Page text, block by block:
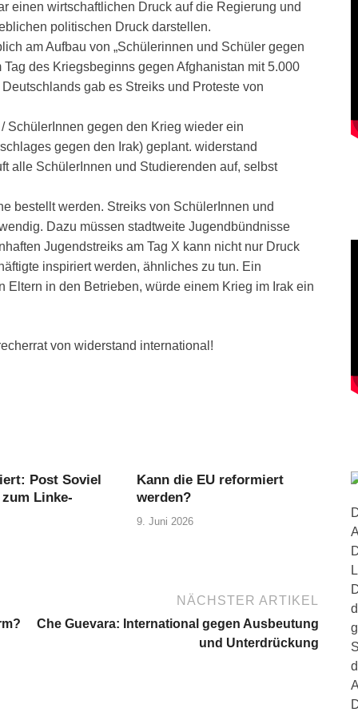
einen wirtschaftlichen Druck auf die Regierung und
politischen Druck darstellen.
am Aufbau von „Schülerinnen und Schüler gegen
des Kriegsbeginns gegen Afghanistan mit 5.000
gab es Streiks und Proteste von
SchülerInnen gegen den Krieg wieder ein
gegen den Irak) geplant. widerstand
alle SchülerInnen und Studierenden auf, selbst
bestellt werden. Streiks von SchülerInnen und
Dazu müssen stadtweite Jugendbündnisse
Jugendstreiks am Tag X kann nicht nur Druck
inspiriert werden, ähnliches zu tun. Ein
in den Betrieben, würde einem Krieg im Irak ein
von widerstand international!
Post Soviel
Linke-
Kann die EU reformiert
werden?
9. Juni 2026
NÄCHSTER ARTIKEL
Che Guevara: International gegen Ausbeutung
und Unterdrückung